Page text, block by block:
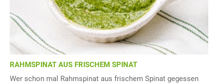
RAHMSPINAT AUS FRISCHEM SPINAT
Wer schon mal Rahmspinat aus frischem Spinat gegessen